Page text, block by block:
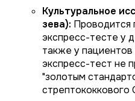
Культуральное
зева): Проводится
экспресс-тесте у
также у
экспресс-тест не
"золотым
стрептококкового